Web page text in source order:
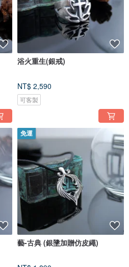
浴火重生(銀戒)
NT$ 2,590
可客製
免運
藝-古典 (銀墬加贈仿皮繩)